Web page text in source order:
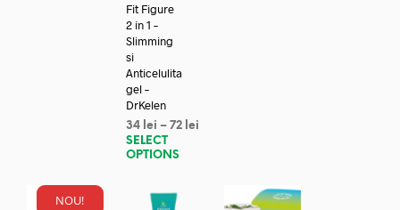
Fit Figure
2 in 1 –
Slimming
si
Anticelulita
gel –
DrKelen
34 lei – 72 lei
SELECT
OPTIONS
NOU!